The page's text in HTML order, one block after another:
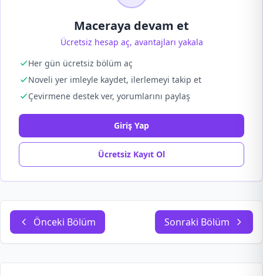
Maceraya devam et
Ücretsiz hesap aç, avantajları yakala
Her gün ücretsiz bölüm aç
Noveli yer imleyle kaydet, ilerlemeyi takip et
Çevirmene destek ver, yorumlarını paylaş
Giriş Yap
Ücretsiz Kayıt Ol
Önceki Bölüm Sonraki Bölüm